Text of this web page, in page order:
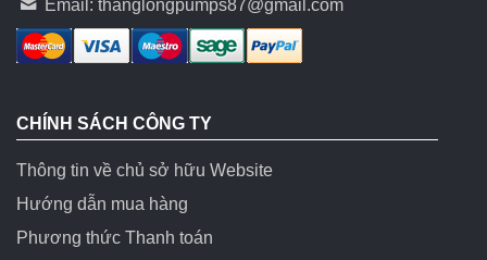
Email:thanglongpumps87@gmail.com
CHÍNH SÁCH CÔNG TY
Thông tin về chủ sở hữu Website
Hướng dẫn mua hàng
Phương thức Thanh toán